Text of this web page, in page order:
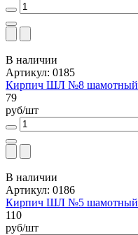
В наличии
Артикул: 0185
Кирпич ШЛ №8 шамотный
79
руб/шт
В наличии
Артикул: 0186
Кирпич ШЛ №5 шамотный
110
руб/шт